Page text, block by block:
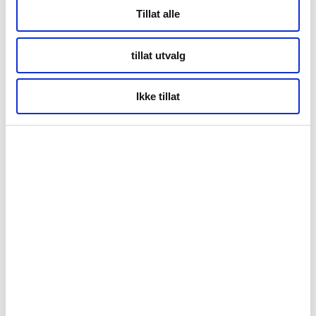
Tillat alle
tillat utvalg
Ikke tillat
Tromsø
Kontor Alta